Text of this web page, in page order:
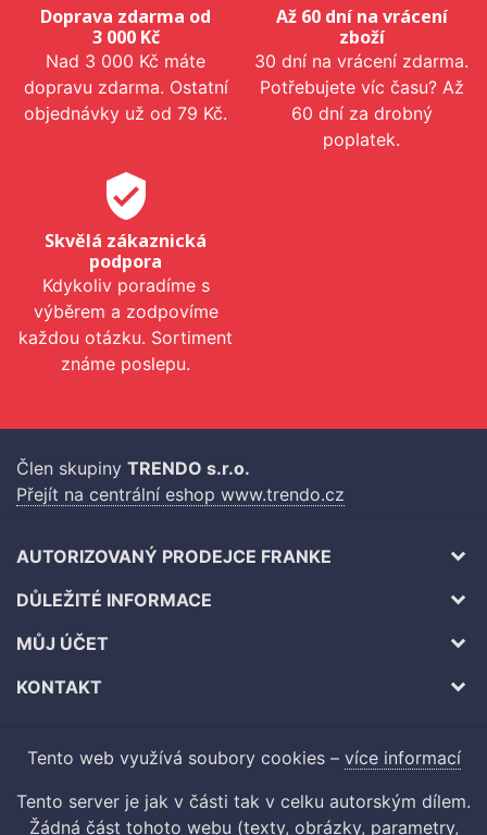
Doprava zdarma od
3 000 Kč
Nad 3 000 Kč máte
dopravu zdarma. Ostatní
objednávky už od 79 Kč.
Až 60 dní na vrácení
zboží
30 dní na vrácení zdarma.
Potřebujete víc času? Až
60 dní za drobný
poplatek.
verified_user
Skvělá zákaznická
podpora
Kdykoliv poradíme s
výběrem a zodpovíme
každou otázku. Sortiment
známe poslepu.
Člen skupiny TRENDO s.r.o.
Přejít na centrální eshop www.trendo.cz
AUTORIZOVANÝ PRODEJCE FRANKE
DŮLEŽITÉ INFORMACE
MŮJ ÚČET
KONTAKT
Tento web využívá soubory cookies – více informací
Tento server je jak v části tak v celku autorským dílem.
Žádná část tohoto webu (texty, obrázky, parametry,